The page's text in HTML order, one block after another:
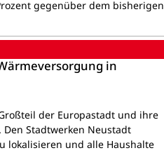
gegenüber dem bisherigen
in
der Europastadt und ihre
Stadtwerken Neustadt
lokalisieren und alle Haushalte